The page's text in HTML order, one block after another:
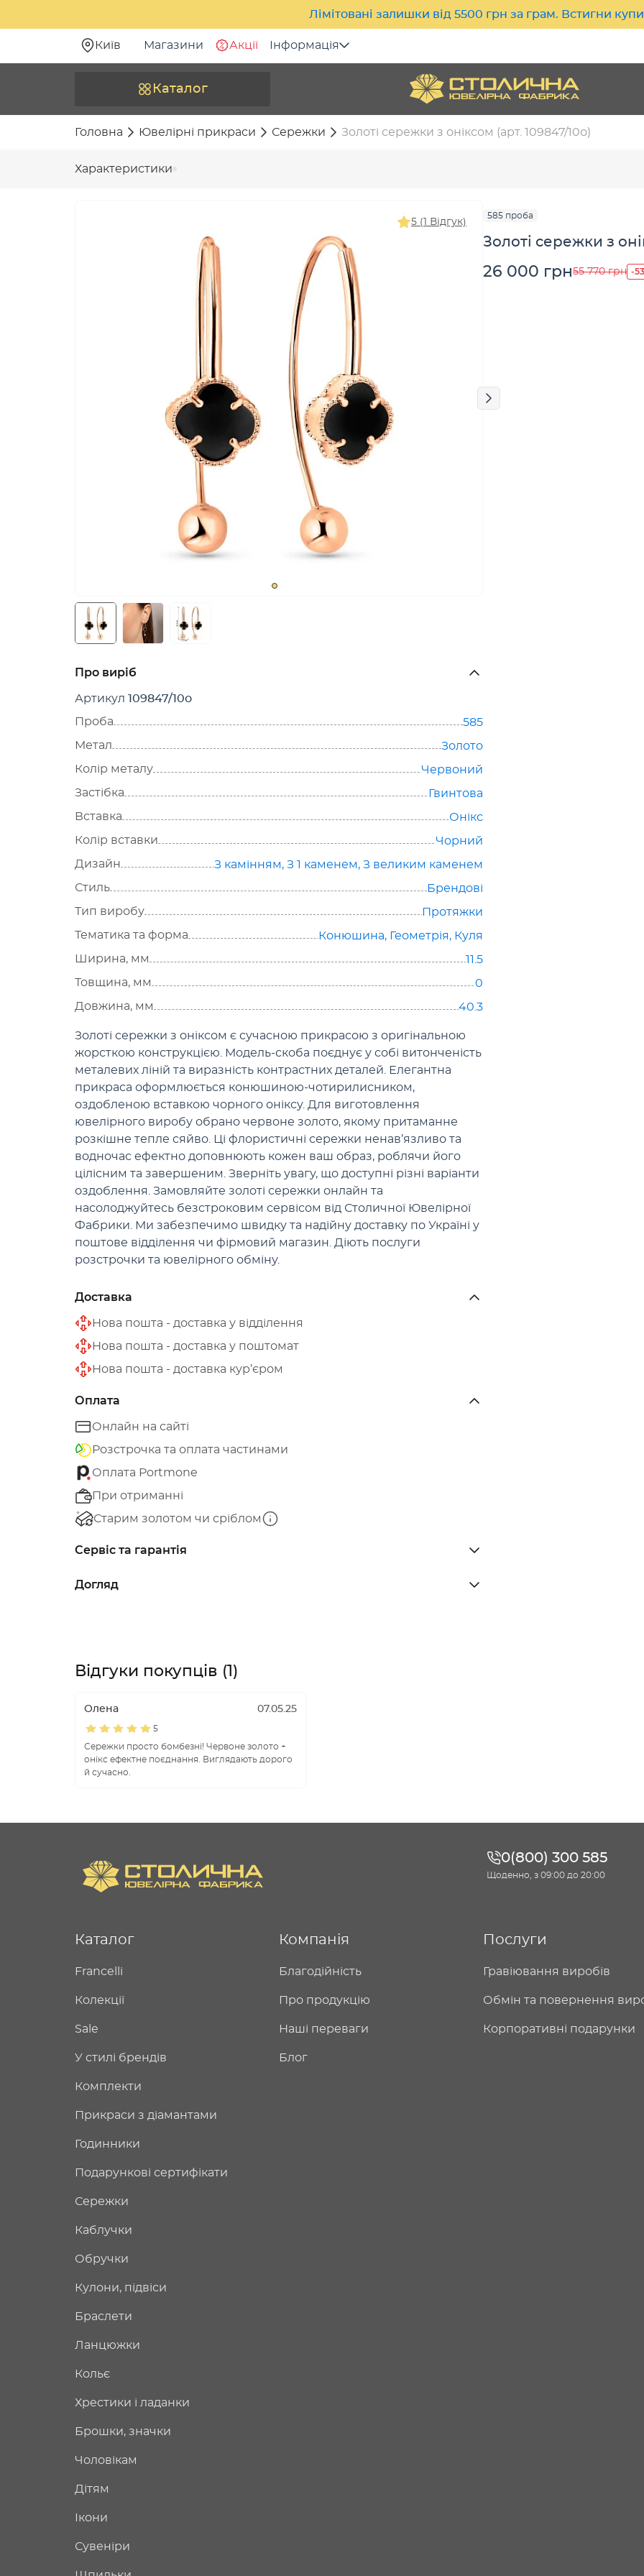
Лімітовані залишки від 5500 грн за грам. Встигни
Київ Магазини Акції Інформація
Каталог
Головна Ювелірні прикраси Сережки Золоті сережки з оніксом (арт. 109847/10о)
Характеристики
5 (1 Відгук)
Про виріб
Артикул 109847/10о
Проба
585
Метал
Золото
Колір металу
Червоний
Застібка
Гвинтова
Вставка
Онікс
Колір вставки
Чорний
Дизайн
З камінням, З 1 каменем, З великим каменем
Стиль
Брендові
Тип виробу
Протяжки
Тематика та форма
Конюшина, Геометрія, Куля
Ширина, мм
11.5
Товщина, мм
0
Довжина, мм
40.3
Золоті сережки з оніксом є сучасною прикрасою з оригінальною
жорсткою конструкцією. Модель-скоба поєднує у собі витонченість
металевих ліній та виразність контрастних деталей. Елегантна
прикраса оформлюється конюшиною-чотирилисником,
оздобленою вставкою чорного оніксу. Для виготовлення
ювелірного виробу обрано червоне золото, якому притаманне
розкішне тепле сяйво. Ці флористичні сережки ненав’язливо та
водночас ефектно доповнюють кожен ваш образ, роблячи його
цілісним та завершеним. Зверніть увагу, що доступні різні варіанти
оздоблення. Замовляйте золоті сережки онлайн та
насолоджуйтесь безстроковим сервісом від Столичної Ювелірної
Фабрики. Ми забезпечимо швидку та надійну доставку по Україні у
поштове відділення чи фірмовий магазин. Діють послуги
розстрочки та ювелірного обміну.
Доставка
Нова пошта - доставка у відділення
Нова пошта - доставка у поштомат
Нова пошта - доставка кур’єром
Оплата
Онлайн на сайті
Розстрочка та оплата частинами
Оплата Portmone
При отриманні
Старим золотом чи сріблом
Сервіс та гарантія
Догляд
585 проба
Золоті сережки з
26 000 грн55 770 грн -
Відгуки покупців (1)
Олена 07.05.25
5
Сережки просто бомбезні! Червоне золото +
онікс ефектне поєднання. Виглядають дорого
й сучасно.
0(800) 300 585
Щоденно, з 09:00 до 20:00
Каталог
Francelli
Колекції
Sale
У стилі брендів
Комплекти
Прикраси з діамантами
Годинники
Подарункові сертифікати
Сережки
Каблучки
Обручки
Кулони, підвіси
Браслети
Ланцюжки
Кольє
Хрестики і ладанки
Брошки, значки
Чоловікам
Дітям
Ікони
Сувеніри
Компанія
Благодійність
Про продукцію
Наші переваги
Блог
Послуги
Гравіювання виробів
Обмін та повернення
Корпоративні подарунки